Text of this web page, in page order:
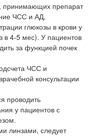
принимающих препарат
ЧСС и АД,
глюкозы в крови у
в 4-5 мес). У пациентов
за функцией почек
ЧСС и
консультации
проводить
у пациентов с
линзами, следует